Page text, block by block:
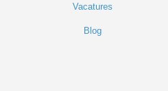
Vacatures
Blog